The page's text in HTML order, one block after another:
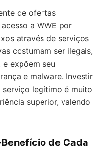
de ofertas
a WWE por
através de serviços
costumam ser ilegais,
expõem seu
e malware. Investir
serviço legítimo é muito
superior, valendo
de Cada